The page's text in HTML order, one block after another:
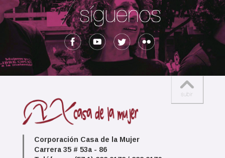
Corporación Casa de la Mujer
Carrera 35 # 53a - 86